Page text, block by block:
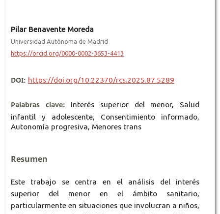
Pilar Benavente Moreda
Universidad Autónoma de Madrid
https://orcid.org/0000-0002-3653-4413
DOI: https://doi.org/10.22370/rcs.2025.87.5289
Palabras clave: Interés superior del menor, Salud
infantil y adolescente, Consentimiento informado,
Autonomía progresiva, Menores trans
Resumen
Este trabajo se centra en el análisis del interés
superior del menor en el ámbito sanitario,
particularmente en situaciones que involucran a niños,